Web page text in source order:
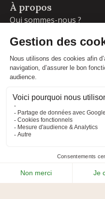
À propos
Qui sommes-nous ?
Livraisons et retours
Blog
Votre compte
Commandes
Adresses
CONDITIONS GÉNÉRALES DE VENTE
POLITIQUE DE CONFIDENTIALITÉ
PLAN DU SITE